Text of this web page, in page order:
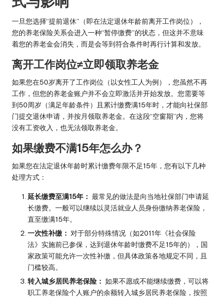
一旦您选择“提前退休”（即在法定退休年龄前离开工作岗位），
您的养老保险关系会进入一种“暂停缴费”的状态，但这并不意味
着您的养老金会消失，而是会等到符合条件时再行计算和发放。
离开工作岗位≠立即领取养老金
如果您在50岁离开了工作岗位（以女性工人为例），您虽然不再
工作，但您的养老金账户并不会立即激活并开始发放。您需要等
到50周岁（满足年龄条件）且累计缴费满15年时，才能向社保部
门提交退休申请，并按月领取养老金。在这段“空窗期”内，您将
没有工资收入，也无法领取养老金。
如果缴费不满15年怎么办？
如果您在法定退休年龄时累计缴费年限不足15年，您有以下几种
处理方式：
延长缴费至满15年： 最常见的做法是向当地社保部门申请延
长缴费。一般可以继续以灵活就业人员身份缴纳养老保险，
直至缴满15年。
一次性补缴： 对于部分特殊情况（如2011年《社会保险
法》实施前已参保，达到退休年龄时缴费不足15年的），国
家政策可能允许一次性补缴，但具体政策各地规定不同，且
门槛较高。
转入城乡居民养老保险： 如果不愿或不能继续缴费，可以将
职工养老保险个人账户的余额转入城乡居民养老保险，按照